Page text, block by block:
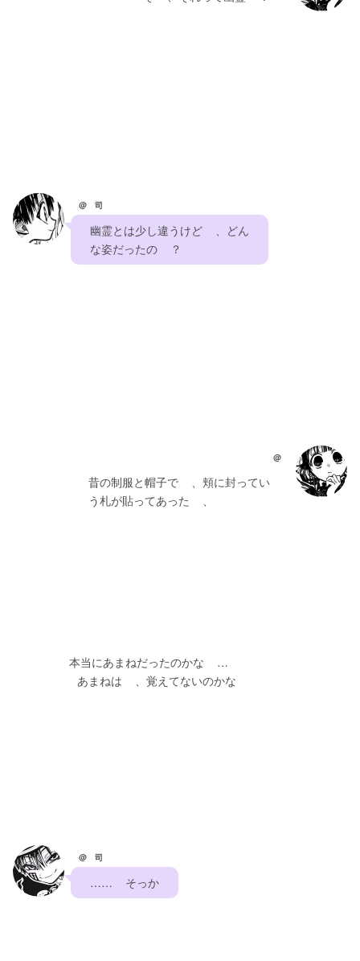
@ 司
    幽霊とは少し違うけど    、どん
    な姿だったの    ？
@
    昔の制服と帽子で    、頬に封ってい
    う札が貼ってあった    、
本当にあまねだったのかな    …
                    あまねは    、覚えてないのかな
@ 司
    ……    そっか